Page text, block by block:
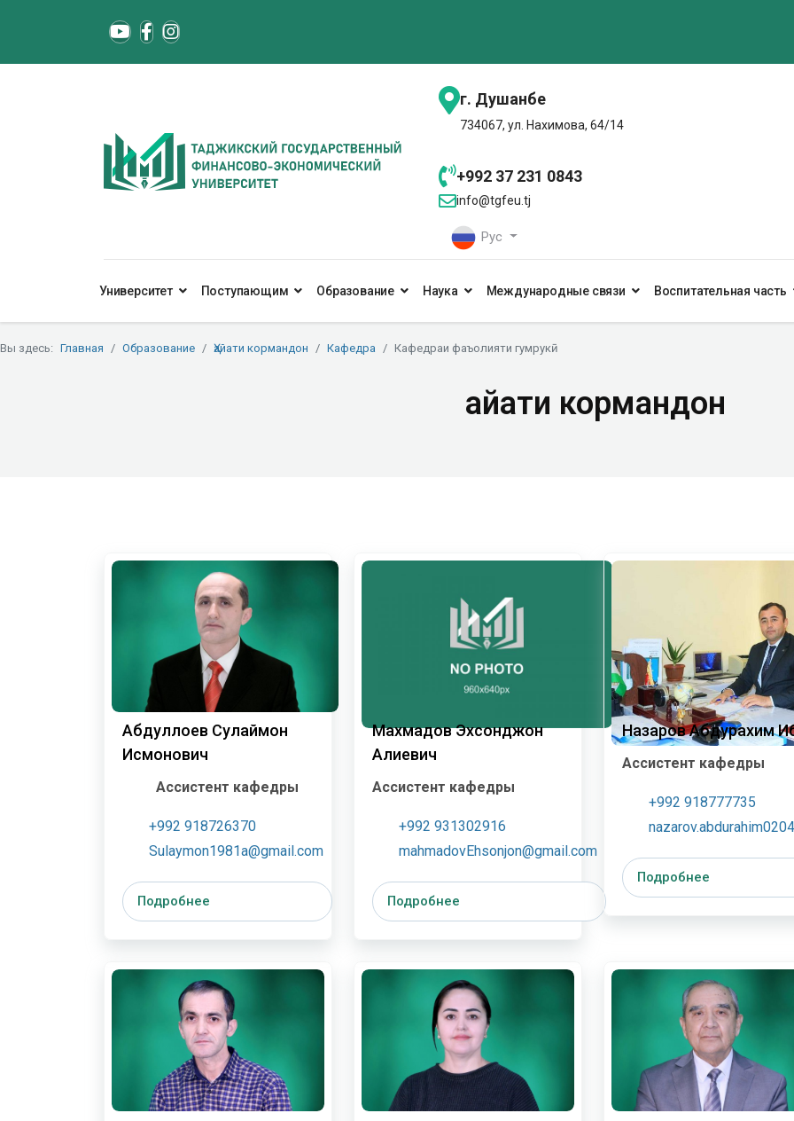
г. Душанбе
734067, ул. Нахимова, 64/14
+992 37 231 0843
info@tgfeu.tj
Рус
Университет Поступающим Образование Наука Международные связи Воспитательная часть
Вы здесь: Главная Образование Ҳайати кормандон Кафедра Кафедраи фаъолияти гумрукӣ
Ҳайати кормандон
Абдуллоев Сулаймон
Исмонович
Ассистент кафедры
+992 918726370
Sulaymon1981a@gmail.com
Подробнее
Махмадов Эхсонджон
Алиевич
Ассистент кафедры
+992 931302916
mahmadovEhsonjon@gmail.com
Подробнее
Назаров Абдурахим
Ассистент кафедры
+992 918777735
Подробнее